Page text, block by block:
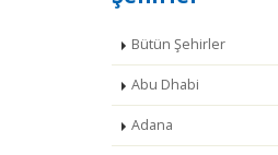
Bütün Şehirler
Abu Dhabi
Adana